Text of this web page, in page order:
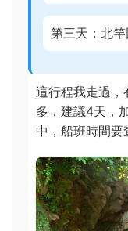
第三天：北竿
這行程我走過，
多，建議4天，
中，船班時間要